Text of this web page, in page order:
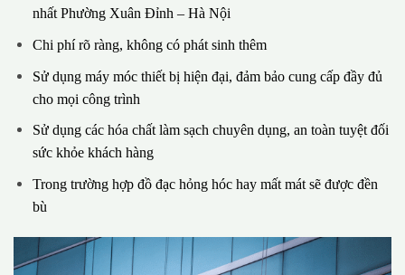
nhất Phường Xuân Đỉnh – Hà Nội
Chi phí rõ ràng, không có phát sinh thêm
Sử dụng máy móc thiết bị hiện đại, đảm bảo cung cấp đầy đủ
cho mọi công trình
Sử dụng các hóa chất làm sạch chuyên dụng, an toàn tuyệt đối
sức khỏe khách hàng
Trong trường hợp đồ đạc hỏng hóc hay mất mát sẽ được đền
bù